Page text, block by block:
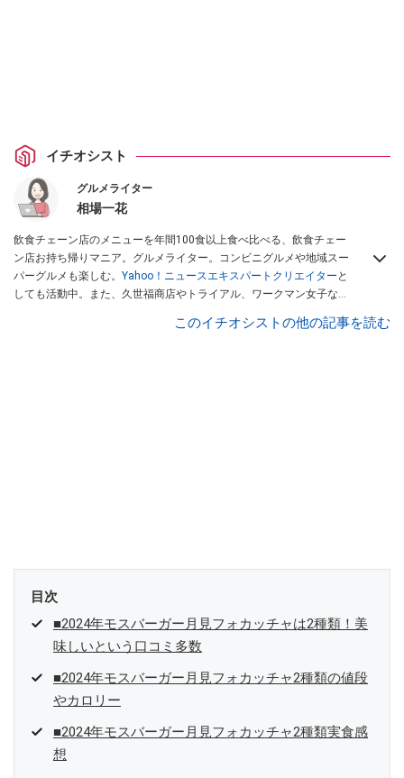
イチオシスト
グルメライター
相場一花
飲食チェーン店のメニューを年間100食以上食べ比べる、飲食チェー
ン店お持ち帰りマニア。グルメライター。コンビニグルメや地域スー
パーグルメも楽しむ。 Yahoo！ニュースエキスパートクリエイター と
しても活動中。また、久世福商店やトライアル、ワークマン女子など
、集英社「週刊プレイボーイ」、宝島
このイチオシストの他の記事を読む
目次
■2024年モスバーガー月見フォカッチャは2種類！美
味しいという口コミ多数
■2024年モスバーガー月見フォカッチャ2種類の値段
やカロリー
■2024年モスバーガー月見フォカッチャ2種類実食感
想